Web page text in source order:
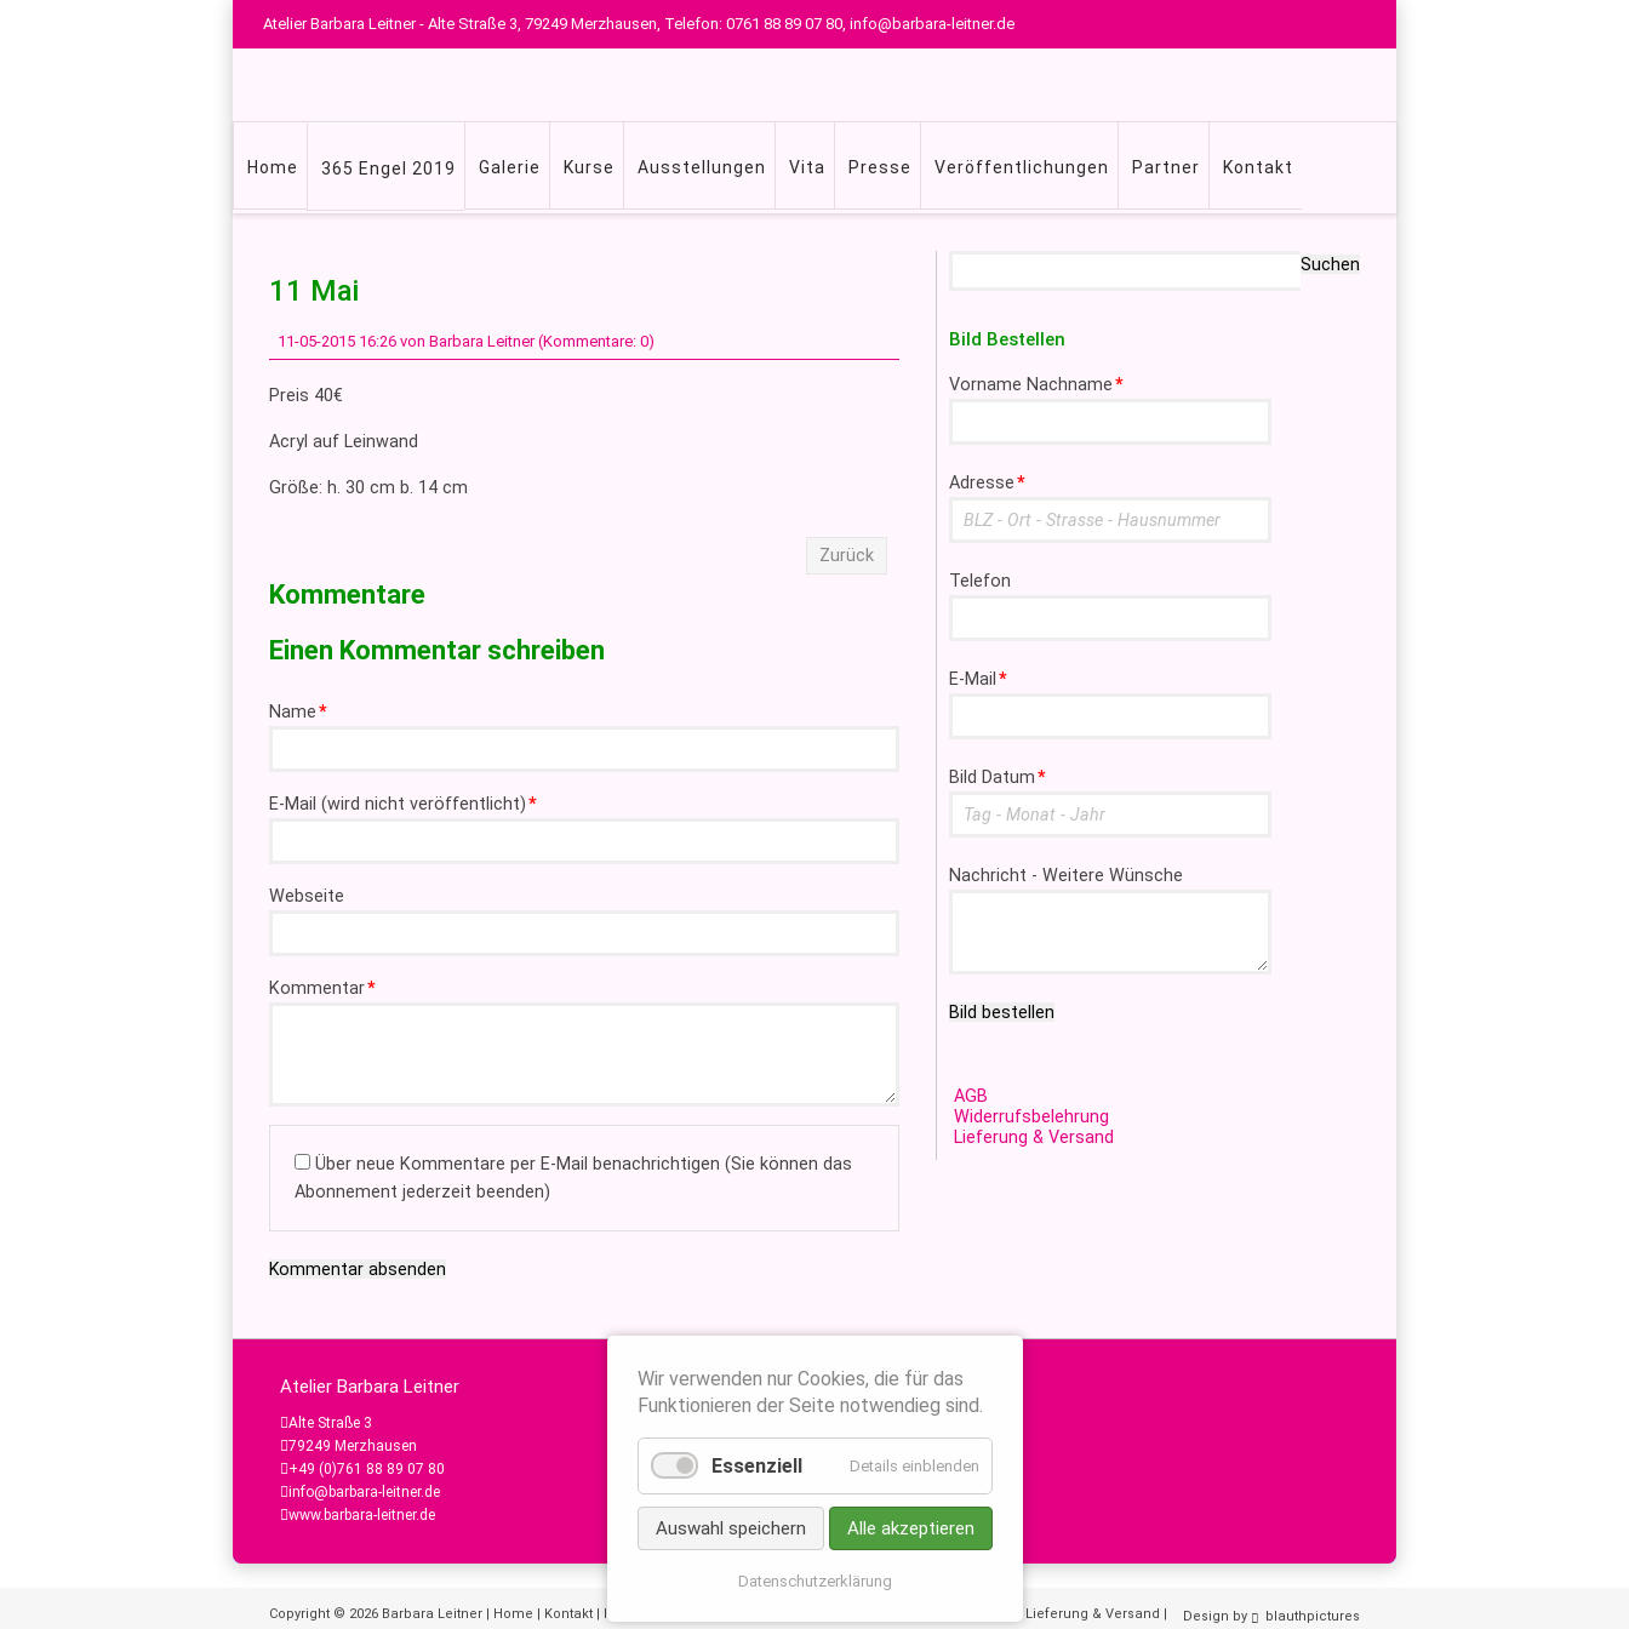
Atelier Barbara Leitner - Alte Straße 3, 79249 Merzhausen, Telefon: 0761 88 89 07 80, info@barbara-leitner.de
Navigation
Home 365 Engel 2019 Galerie Kurse Ausstellungen Vita Presse Veröffentlichungen Partner Kontakt
11 Mai
11-05-2015 16:26 von Barbara Leitner (Kommentare: 0)
Preis 40€
Acryl auf Leinwand
Größe: h. 30 cm b. 14 cm
Zurück
Kommentare
Einen Kommentar schreiben
Pflichtfeld
Name*
Pflichtfeld
E-Mail (wird nicht veröffentlicht)*
Webseite
Pflichtfeld
Kommentar*
Über neue Kommentare per E-Mail benachrichtigen (Sie können das
Abonnement jederzeit beenden)
Kommentar absenden
Suchen
Bild Bestellen
Pflichtfeld
Vorname Nachname*
Pflichtfeld
Adresse*
Telefon
Pflichtfeld
E-Mail *
Pflichtfeld
Bild Datum*
Nachricht - Weitere Wünsche
Bild bestellen
AGB
Widerrufsbelehrung
Lieferung & Versand
Atelier Barbara Leitner
Alte Straße 3
79249 Merzhausen
+49 (0)761 88 89 07 80
info@barbara-leitner.de
www.barbara-leitner.de
Copyright © 2026 Barbara Leitner Home Kontakt Lieferung & Versand Design by blauthpictures
Wir verwenden nur Cookies, die für das
Funktionieren der Seite notwendieg sind.
Essenziell Details einblenden
Auswahl speichern Alle akzeptieren
Datenschutzerklärung